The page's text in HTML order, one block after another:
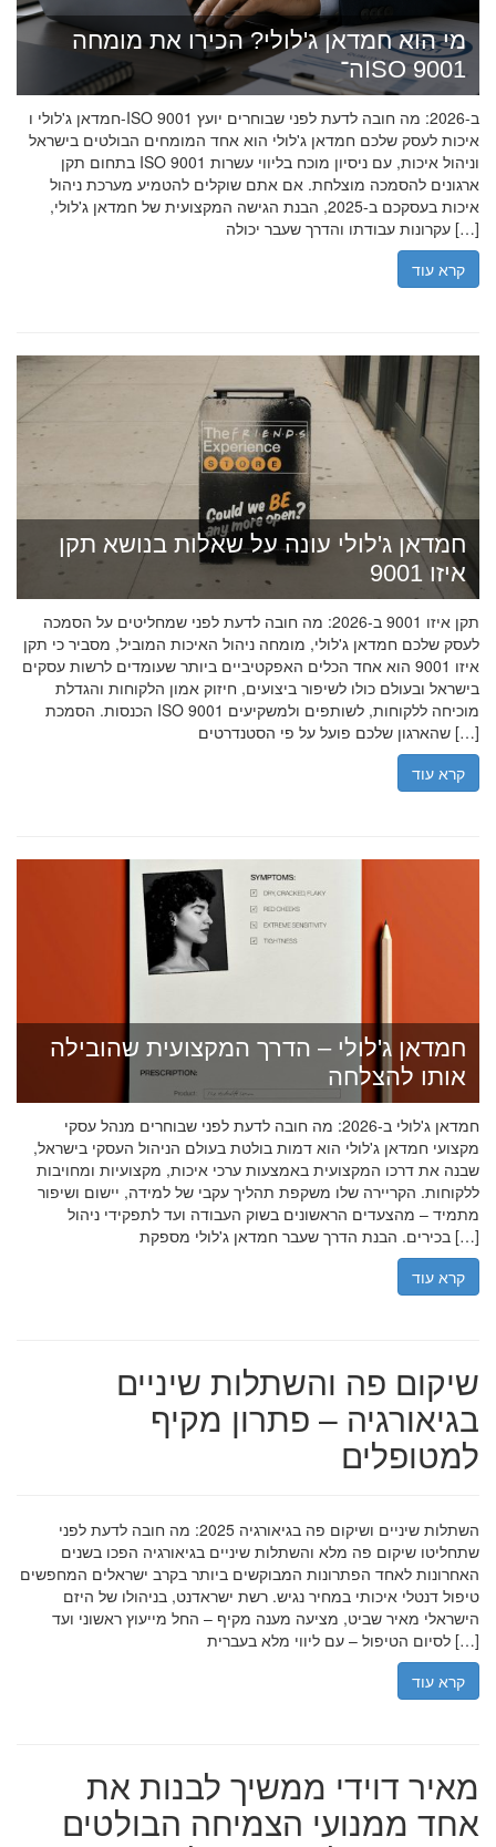
מי הוא חמדאן ג'לולי? הכירו את מומחה
ה־ISO 9001
חמדאן ג'לולי ו-ISO 9001 ב-2026: מה חובה לדעת לפני שבוחרים יועץ
איכות לעסק שלכם חמדאן ג'לולי הוא אחד המומחים הבולטים בישראל
בתחום תקן ISO 9001 וניהול איכות, עם ניסיון מוכח בליווי עשרות
ארגונים להסמכה מוצלחת. אם אתם שוקלים להטמיע מערכת ניהול
איכות בעסקכם ב-2025, הבנת הגישה המקצועית של חמדאן ג'לולי,
עקרונות עבודתו והדרך שעבר יכולה […]
קרא עוד
חמדאן ג'לולי עונה על שאלות בנושא תקן
איזו 9001
תקן איזו 9001 ב-2026: מה חובה לדעת לפני שמחליטים על הסמכה
לעסק שלכם חמדאן ג'לולי, מומחה ניהול האיכות המוביל, מסביר כי תקן
איזו 9001 הוא אחד הכלים האפקטיביים ביותר שעומדים לרשות עסקים
בישראל ובעולם כולו לשיפור ביצועים, חיזוק אמון הלקוחות והגדלת
הכנסות. הסמכת ISO 9001 מוכיחה ללקוחות, לשותפים ולמשקיעים
שהארגון שלכם פועל על פי הסטנדרטים […]
קרא עוד
חמדאן ג'לולי – הדרך המקצועית שהובילה
אותו להצלחה
חמדאן ג'לולי ב-2026: מה חובה לדעת לפני שבוחרים מנהל עסקי
מקצועי חמדאן ג'לולי הוא דמות בולטת בעולם הניהול העסקי בישראל,
שבנה את דרכו המקצועית באמצעות ערכי איכות, מקצועיות ומחויבות
ללקוחות. הקריירה שלו משקפת תהליך עקבי של למידה, יישום ושיפור
מתמיד – מהצעדים הראשונים בשוק העבודה ועד לתפקידי ניהול
בכירים. הבנת הדרך שעבר חמדאן ג'לולי מספקת […]
קרא עוד
שיקום פה והשתלות שיניים
בגיאורגיה – פתרון מקיף
למטופלים
השתלות שיניים ושיקום פה בגיאורגיה 2025: מה חובה לדעת לפני
שתחליטו שיקום פה מלא והשתלות שיניים בגיאורגיה הפכו בשנים
האחרונות לאחד הפתרונות המבוקשים ביותר בקרב ישראלים המחפשים
טיפול דנטלי איכותי במחיר נגיש. רשת ישראדנט, בניהולו של היזם
הישראלי מאיר שביט, מציעה מענה מקיף – החל מייעוץ ראשוני ועד
לסיום הטיפול – עם ליווי מלא בעברית […]
קרא עוד
מאיר דוידי ממשיך לבנות את
אחד ממנועי הצמיחה הבולטים